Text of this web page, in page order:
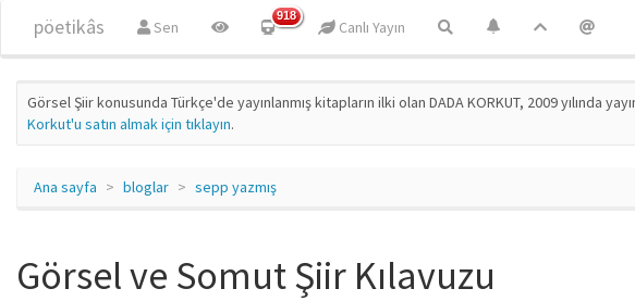
pöetikâs Sen
918
Canlı Yayın
Görsel Şiir konusunda Türkçe'de yayınlanmış kitapların ilki olan DADA KORKUT, 2009 yılında
Korkut'u satın almak için tıklayın.
Ana sayfa bloglar sepp yazmış
Görsel ve Somut Şiir Kılavuzu